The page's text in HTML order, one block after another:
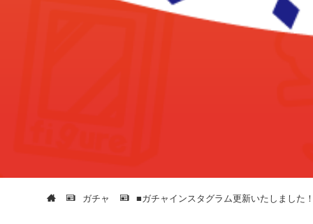
ガチャ ■ガチャインスタグラム更新いたしました